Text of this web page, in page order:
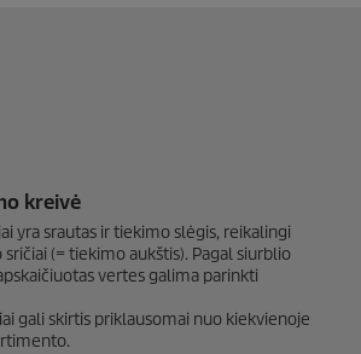
kreivė
yra srautas ir tiekimo slėgis, reikalingi
(= tiekimo aukštis). Pagal siurblio
vertes galima parinkti
gali skirtis priklausomai nuo kiekvienoje